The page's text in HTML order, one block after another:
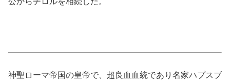
神聖ローマ帝国の皇帝で、超良血血統であり名家ハプスブ